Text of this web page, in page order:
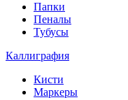
Папки
Пеналы
Тубусы
Каллиграфия
Кисти
Маркеры